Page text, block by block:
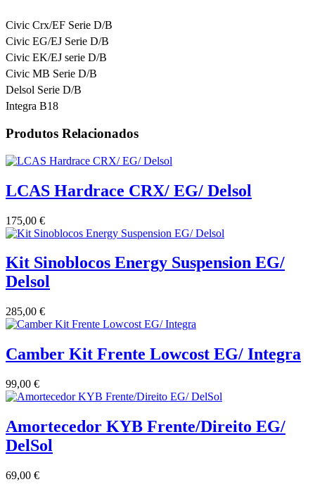
Civic Crx/EF Serie D/B
Civic EG/EJ Serie D/B
Civic EK/EJ serie D/B
Civic MB Serie D/B
Delsol Serie D/B
Integra B18
Produtos Relacionados
LCAS Hardrace CRX/ EG/ Delsol
175,00 €
Kit Sinoblocos Energy Suspension EG/
Delsol
285,00 €
Camber Kit Frente Lowcost EG/ Integra
99,00 €
Amortecedor KYB Frente/Direito EG/
DelSol
69,00 €